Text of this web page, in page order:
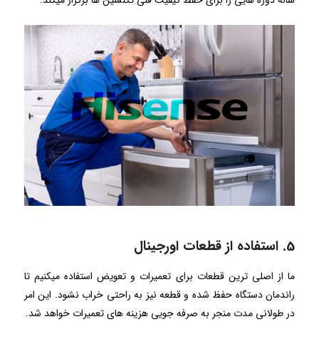
5. استفاده از قطعات اورجینال
ما از اصلی ترین قطعات برای تعمیرات و تعویض استفاده میکنیم تا
راندمان دستگاه حفظ شده و قطعه نیز به راحتی خراب نشود. این امر
در طولانی مدت منجر به صرفه جویی هزینه های تعمیرات خواهد شد.